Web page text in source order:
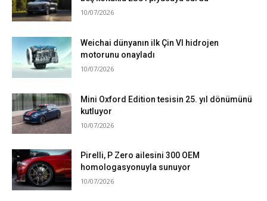
10/07/2026
Weichai dünyanın ilk Çin VI hidrojen
motorunu onayladı
10/07/2026
Mini Oxford Edition tesisin 25. yıl dönümünü
kutluyor
10/07/2026
Pirelli, P Zero ailesini 300 OEM
homologasyonuyla sunuyor
10/07/2026